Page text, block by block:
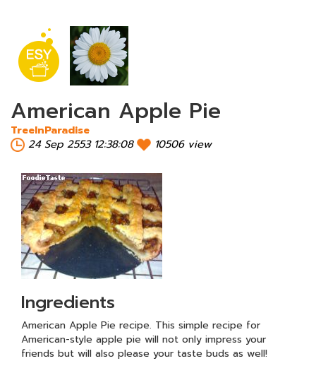
American Apple Pie
TreeInParadise
24 Sep 2553 12:38:08
10506 view
Ingredients
American Apple Pie recipe. This simple recipe for
American-style apple pie will not only impress your
friends but will also please your taste buds as well!